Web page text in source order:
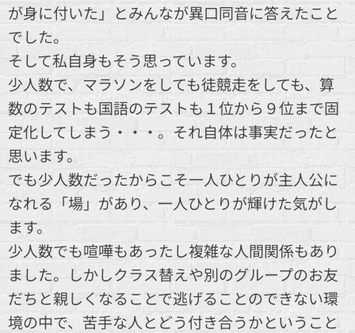
が身に付いた」とみんなが異口同音に答えたこと
でした。
そして私自身もそう思っています。
少人数で、マラソンをしても徒競走をしても、算
数のテストも国語のテストも１位から９位まで固
定化してしまう・・・。それ自体は事実だったと
思います。
でも少人数だったからこそ一人ひとりが主人公に
なれる「場」があり、一人ひとりが輝けた気がし
ます。
少人数でも喧嘩もあったし複雑な人間関係もあり
ました。しかしクラス替えや別のグループのお友
だちと親しくなることで逃げることのできない環
境の中で、苦手な人とどう付き合うかということ